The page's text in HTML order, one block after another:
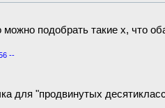
подобрать такие x, что
--
для "продвинутых